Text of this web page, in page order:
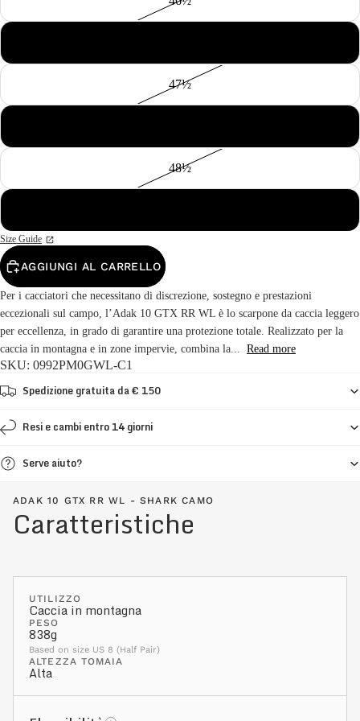
47½
48½
Size Guide
AGGIUNGI AL CARRELLO
Per i cacciatori che necessitano di discrezione, sostegno e prestazioni
eccezionali sul campo, l’Adak 10 GTX RR WL è lo scarpone da caccia leggero
per eccellenza, in grado di garantire una protezione totale. Realizzato per la
caccia in montagna e in zone impervie, combina la... Read more
SKU: 0992PM0GWL-C1
Spedizione gratuita da € 150
Resi e cambi entro 14 giorni
Serve aiuto?
ADAK 10 GTX RR WL - SHARK CAMO
Caratteristiche
UTILIZZO
Caccia in montagna
PESO
838g
Based on size US 8 (Half Pair)
ALTEZZA TOMAIA
Alta